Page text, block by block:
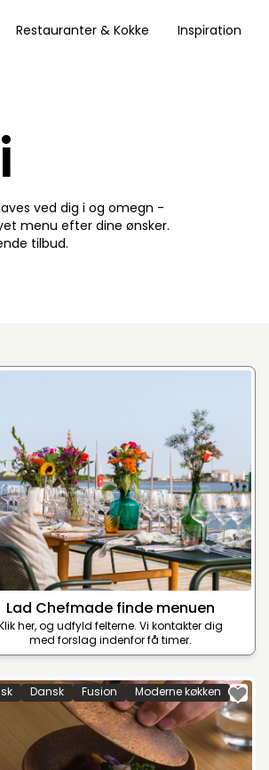
Restauranter & Kokke Inspiration
ved dig i og omegn -
menu efter dine ønsker.
tilbud.
Lad Chefmade finde menuen
her, og udfyld felterne. Vi kontakter dig
med forslag indenfor få timer.
Dansk Fusion Moderne køkken